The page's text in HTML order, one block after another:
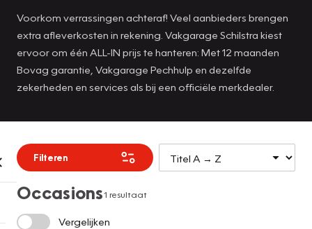
Voorkom verrassingen achteraf! Veel aanbieders brengen
extra afleverkosten in rekening. Vakgarage Schilstra kiest
ervoor om één ALL-IN prijs te hanteren: Met 12 maanden
Bovag garantie, Vakgarage Pechhulp en dezelfde
zekerheden en services als bij een officiële merkdealer.
Filteren
Occasions1 resultaat
Vergelijken